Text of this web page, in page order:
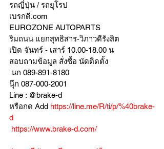
รถญี่ปุ่น / รถยุโรป
เบรกดี.com
EUROZONE AUTOPARTS
ริมถนน แยกสุทธิสาร-วิภาวดีรังสิต
เปิด จันทร์ - เสาร์ 10.00-18.00 น
สอบถามข้อมูล สั่งซื้อ นัดติดตั้ง
นก 089-891-8180
นุ๊ก 087-000-2001
Line : @brake-d
หรือกด Add https://line.me/R/ti/p/%40brake-
d
https://www.brake-d.com/